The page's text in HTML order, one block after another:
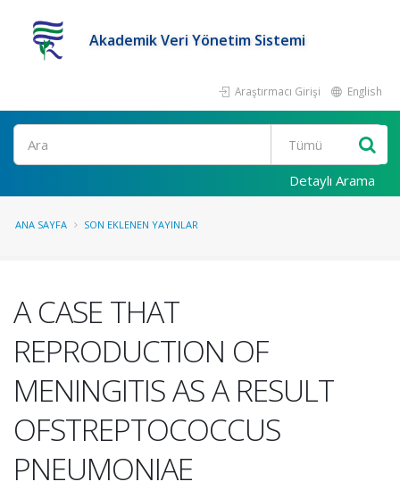
Akademik Veri Yönetim Sistemi
Araştırmacı Girişi English
Ara
Detaylı Arama
ANA SAYFA SON EKLENEN YAYINLAR
A CASE THAT
REPRODUCTION OF
MENINGITIS AS A RESULT
OFSTREPTOCOCCUS
PNEUMONIAE